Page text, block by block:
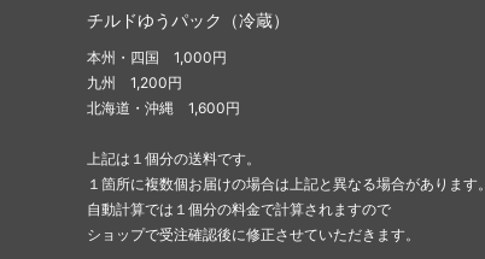
チルドゆうパック（冷蔵）
本州・四国 1,000円
九州 1,200円
北海道・沖縄 1,600円
上記は１個分の送料です。
１箇所に複数個お届けの場合は上記と異なる場合があります。
自動計算では１個分の料金で計算されますので
ショップで受注確認後に修正させていただきます。